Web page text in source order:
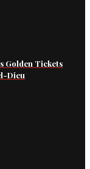
Golden Tickets
Dieu